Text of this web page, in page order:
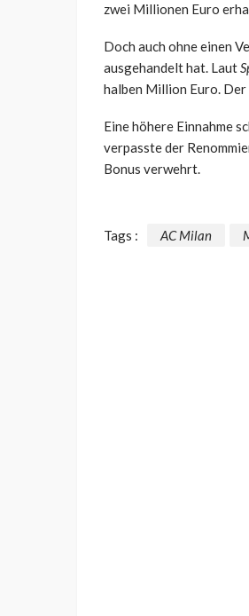
zwei Millionen Euro
Doch auch ohne einen
ausgehandelt hat. Laut
halben Million Euro.
Eine höhere Einnahme
verpasste der
Bonus verwehrt.
Tags : AC Milan